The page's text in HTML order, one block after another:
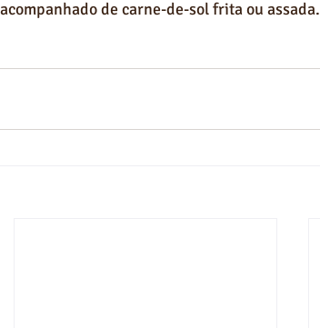
de carne-de-sol frita ou assada.